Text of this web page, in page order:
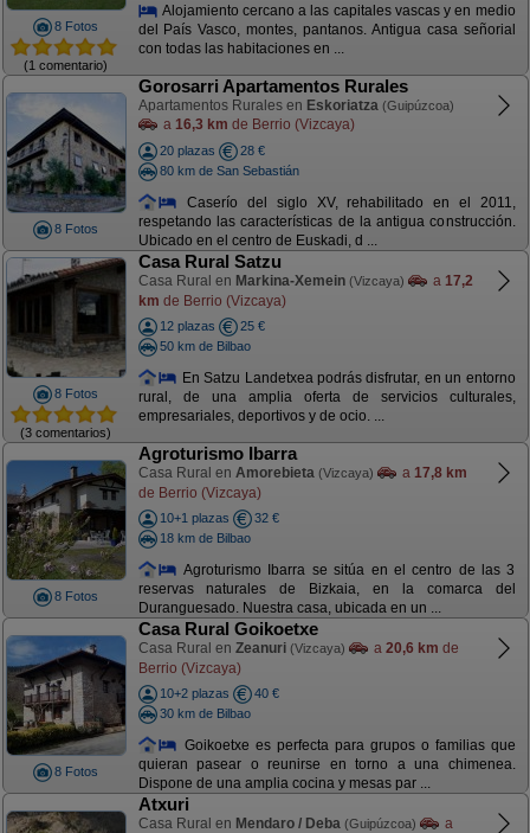
8 Fotos
(1 comentario)
Alojamiento cercano a las capitales vascas y en medio
del País Vasco, montes, pantanos. Antigua casa señorial
con todas las habitaciones en ...
8 Fotos
Gorosarri Apartamentos Rurales
Apartamentos Rurales en Eskoriatza (Guipúzcoa)
a 16,3 km de Berrio (Vizcaya)
20 plazas
28 €
80 km de San Sebastián
Caserío del siglo XV, rehabilitado en el 2011,
respetando las características de la antigua construcción.
Ubicado en el centro de Euskadi, d ...
8 Fotos
(3 comentarios)
Casa Rural Satzu
Casa Rural en Markina-Xemein (Vizcaya) a 17,2
km de Berrio (Vizcaya)
12 plazas
25 €
50 km de Bilbao
En Satzu Landetxea podrás disfrutar, en un entorno
rural, de una amplia oferta de servicios culturales,
empresariales, deportivos y de ocio. ...
8 Fotos
Agroturismo Ibarra
Casa Rural en Amorebieta (Vizcaya) a 17,8 km
de Berrio (Vizcaya)
10+1 plazas
32 €
18 km de Bilbao
Agroturismo Ibarra se sitúa en el centro de las 3
reservas naturales de Bizkaia, en la comarca del
Duranguesado. Nuestra casa, ubicada en un ...
8 Fotos
Casa Rural Goikoetxe
Casa Rural en Zeanuri (Vizcaya) a 20,6 km de
Berrio (Vizcaya)
10+2 plazas
40 €
30 km de Bilbao
Goikoetxe es perfecta para grupos o familias que
quieran pasear o reunirse en torno a una chimenea.
Dispone de una amplia cocina y mesas par ...
Atxuri
Casa Rural en Mendaro / Deba (Guipúzcoa)
a